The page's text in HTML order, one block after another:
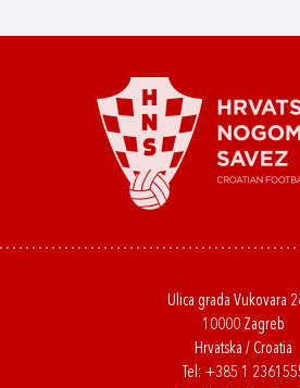
Ulica grada Vukovara
10000 Zagreb
Hrvatska / Croatia
Tel: +385 1